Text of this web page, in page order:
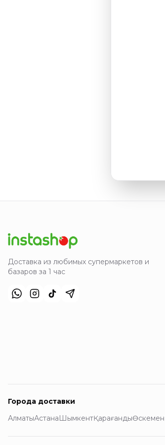
Доставка из любимых супермаркетов и
базаров за 1 час
Города доставки
АлматыАстанаШымкентҚарағандыӨскемен